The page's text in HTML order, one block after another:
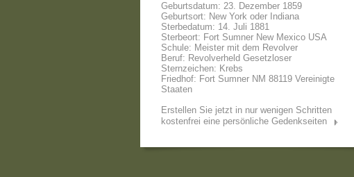
Geburtsdatum: 23. Dezember 1859
Geburtsort: New York oder Indiana
Sterbedatum: 14. Juli 1881
Sterbeort: Fort Sumner New Mexico USA
Schule: Meister mit dem Revolver
Beruf: Revolverheld Gesetzloser
Sternzeichen: Krebs
Friedhof: Fort Sumner NM 88119 Vereinigte
Staaten
Erstellen Sie jetzt in nur wenigen Schritten
kostenfrei eine persönliche Gedenkseiten